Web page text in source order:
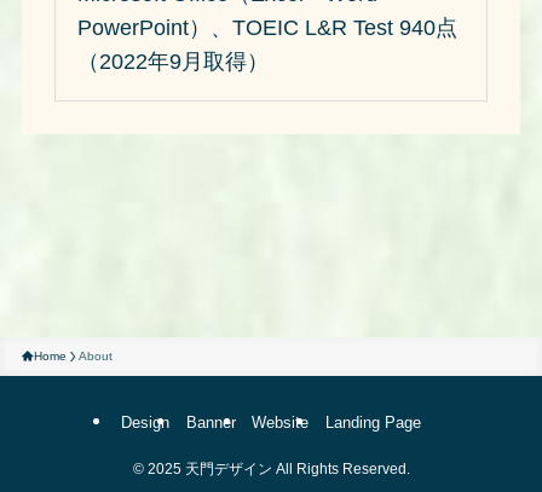
PowerPoint）、TOEIC L&R Test 940点
（2022年9月取得）
Home About
Design Banner Website Landing Page
©2025 天門デザイン All Rights Reserved.